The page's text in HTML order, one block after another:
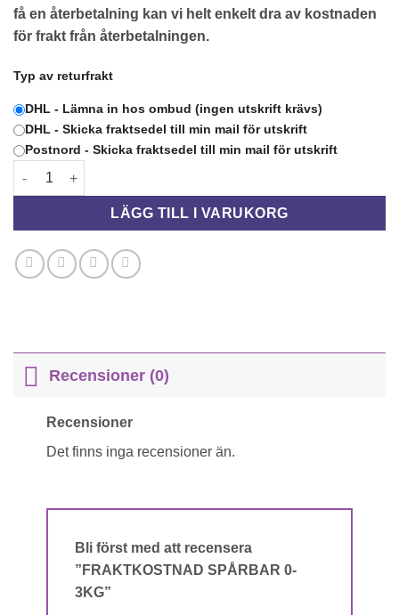
få en återbetalning kan vi helt enkelt dra av kostnaden
för frakt från återbetalningen.
Typ av returfrakt
DHL - Lämna in hos ombud (ingen utskrift krävs)
DHL - Skicka fraktsedel till min mail för utskrift
Postnord - Skicka fraktsedel till min mail för utskrift
FRAKTKOSTNAD SPÅRBAR 0-3KG mängd
LÄGG TILL I VARUKORG
Recensioner (0)
Recensioner
Det finns inga recensioner än.
Bli först med att recensera
”FRAKTKOSTNAD SPÅRBAR 0-
3KG”